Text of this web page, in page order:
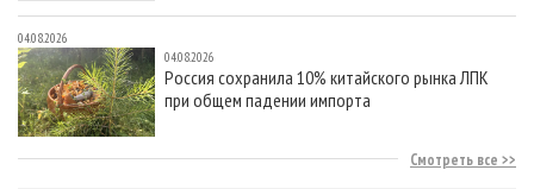
04.08.2026
04.08.2026
Россия сохранила 10% китайского рынка ЛПК
при общем падении импорта
Смотреть все